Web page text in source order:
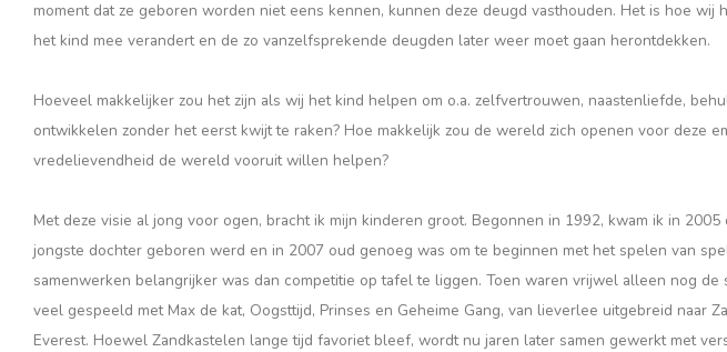
moment dat ze geboren worden niet eens kennen, kunnen deze deugd vasthouden. Het is hoe
het kind mee verandert en de zo vanzelfsprekende deugden later weer moet gaan herontdekken.
Hoeveel makkelijker zou het zijn als wij het kind helpen om o.a. zelfvertrouwen, naastenliefde,
ontwikkelen zonder het eerst kwijt te raken? Hoe makkelijk zou de wereld zich openen voor deze
vredelievendheid de wereld vooruit willen helpen?
Met deze visie al jong voor ogen, bracht ik mijn kinderen groot. Begonnen in 1992, kwam ik in
jongste dochter geboren werd en in 2007 oud genoeg was om te beginnen met het spelen van
samenwerken belangrijker was dan competitie op tafel te liggen. Toen waren vrijwel alleen nog
veel gespeeld met Max de kat, Oogsttijd, Prinses en Geheime Gang, van lieverlee uitgebreid naar
Everest. Hoewel Zandkastelen lange tijd favoriet bleef, wordt nu jaren later samen gewerkt met